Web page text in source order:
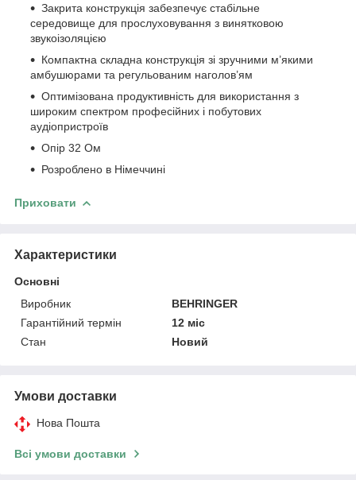
Закрита конструкція забезпечує стабільне
середовище для прослуховування з винятковою
звукоізоляцією
Компактна складна конструкція зі зручними м’якими
амбушюрами та регульованим наголов’ям
Оптимізована продуктивність для використання з
широким спектром професійних і побутових
аудіопристроїв
Опір 32 Ом
Розроблено в Німеччині
Приховати
Характеристики
Основні
Виробник
BEHRINGER
Гарантійний термін
12 міс
Стан
Новий
Умови доставки
Нова Пошта
Всі умови доставки